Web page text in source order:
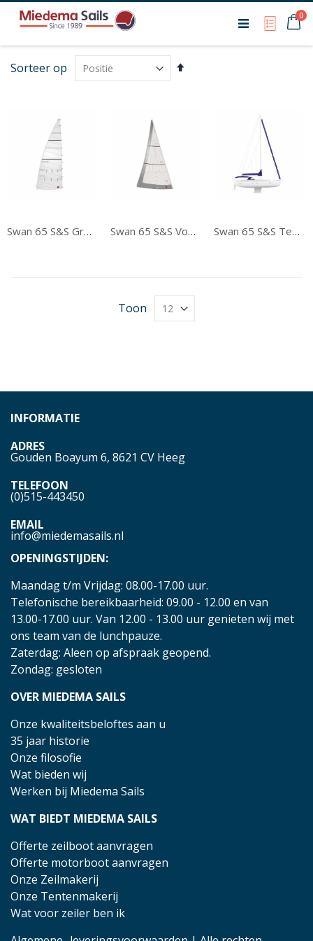
My0
Sorteer op
Van
Swan 65 S&S Grootzeil Swan 65 S&S Voorzeil Swan 65 S&S Tentwerk
Toon
INFORMATIE
ADRES
Gouden Boayum 6, 8621 CV Heeg
TELEFOON
(0)515-443450
EMAIL
info@miedemasails.nl
OPENINGSTIJDEN:
Maandag t/m Vrijdag: 08.00-17.00 uur.
Telefonische bereikbaarheid: 09.00 - 12.00 en van
13.00-17.00 uur. Van 12.00 - 13.00 uur genieten wij met
ons team van de lunchpauze.
Zaterdag: Aleen op afspraak geopend.
Zondag: gesloten
OVER MIEDEMA SAILS
Onze kwaliteitsbeloftes aan u
35 jaar historie
Onze filosofie
Wat bieden wij
Werken bij Miedema Sails
WAT BIEDT MIEDEMA SAILS
Offerte zeilboot aanvragen
Offerte motorboot aanvragen
Onze Zeilmakerij
Onze Tentenmakerij
Wat voor zeiler ben ik